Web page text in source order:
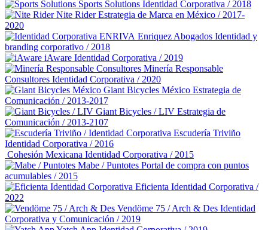
Sports Solutions Identidad Corporativa / 2018
Nite Rider Estrategia de Marca en México / 2017-
2020
Enriquez Abogados Identidad y
branding corporativo / 2018
iAware Identidad Corporativa / 2019
Minería Responsable
Consultores Identidad Corporativa / 2020
Giant Bicycles México Estrategia de
Comunicación / 2013-2017
Giant Bicycles / LIV Estrategia de
Comunicación / 2013-2107
Escudería Triviño
Identidad Corporativa / 2016
Cohesión Mexicana Identidad Corporativa / 2015
Mabe / Puntotes Portal de compra con puntos
acumulables / 2015
Eficienta Identidad Corporativa /
2022
Vendöme 75 / Arch & Des Identidad
Corporativa y Comunicación / 2019